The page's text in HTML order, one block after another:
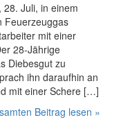
Juli, in einem
Feuerzeuggas
mit einer
28-Jährige
Diebesgut zu
ihn daraufhin an
mit einer Schere […]
Beitrag lesen »